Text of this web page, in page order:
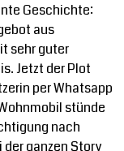
Geschichte:
aus
sehr guter
Jetzt der Plot
per Whatsapp
stünde
nach
ganzen Story